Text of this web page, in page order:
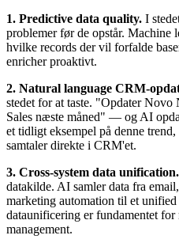
1. Predictive data quality. I
problemer før de opstår. Machine
hvilke records der vil forfalde
enricher proaktivt.
2. Natural language CRM-
stedet for at taste. "Opdater
Sales næste måned" — og AI
et tidligt eksempel på denne
samtaler direkte i CRM'et.
3. Cross-system data unification.
datakilde. AI samler data fra
marketing automation til et
dataunificering er fundamentet
management.